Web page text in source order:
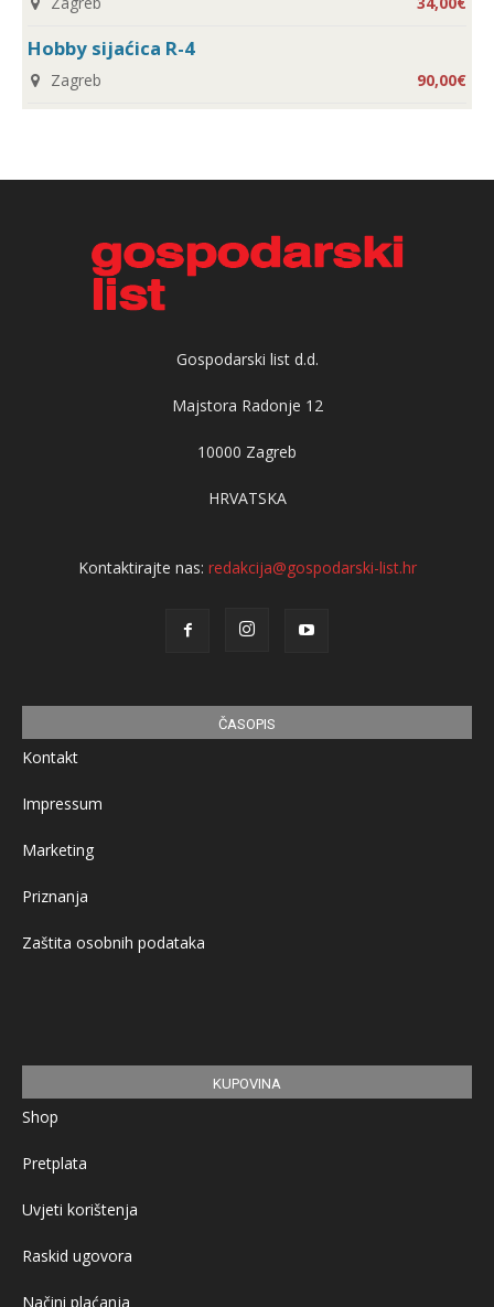
Hobby sijaćica R-4
Zagreb 90,00€
Gospodarski list d.d.
Majstora Radonje 12
10000 Zagreb
HRVATSKA
Kontaktirajte nas: redakcija@gospodarski-list.hr
ČASOPIS
Kontakt
Impressum
Marketing
Priznanja
Zaštita osobnih podataka
KUPOVINA
Shop
Pretplata
Uvjeti korištenja
Raskid ugovora
Načini plaćanja